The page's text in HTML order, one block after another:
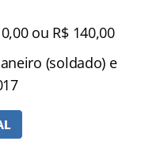
ou R$ 140,00
(soldado) e